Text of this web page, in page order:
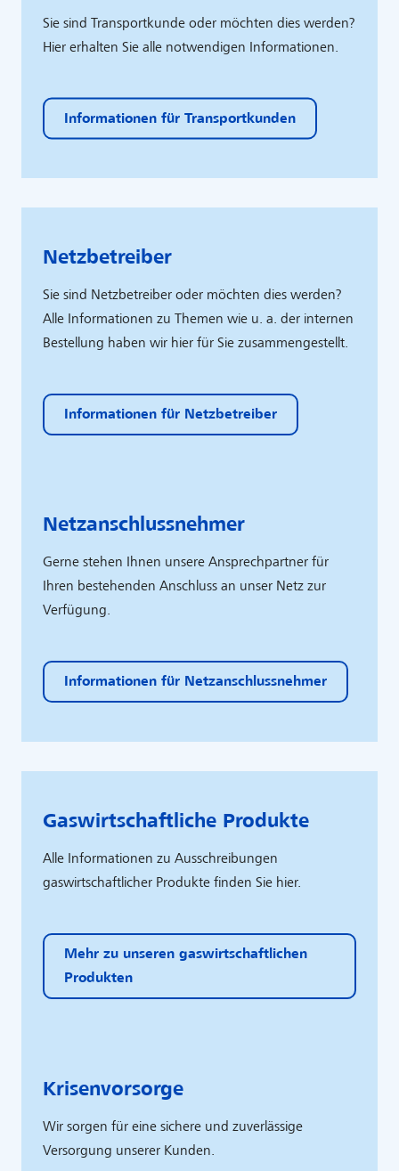
Sie sind Transportkunde oder möchten dies werden?
Hier erhalten Sie alle notwendigen Informationen.
Informationen für Transportkunden
Netzbetreiber
Sie sind Netzbetreiber oder möchten dies werden?
Alle Informationen zu Themen wie u. a. der internen
Bestellung haben wir hier für Sie zusammengestellt.
Informationen für Netzbetreiber
Netzanschlussnehmer
Gerne stehen Ihnen unsere Ansprechpartner für
Ihren bestehenden Anschluss an unser Netz zur
Verfügung.​
Informationen für Netzanschlussnehmer
Gaswirtschaftliche Produkte
Alle Informationen zu Ausschreibungen
gaswirtschaftlicher Produkte finden Sie hier.
Mehr zu unseren gaswirtschaftlichen
Produkten
Krisenvorsorge
Wir sorgen für eine sichere und zuverlässige
Versorgung unserer Kunden.​